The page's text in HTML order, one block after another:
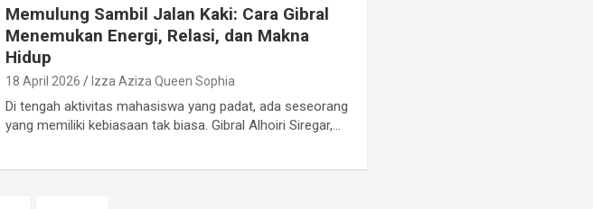
Memulung Sambil Jalan Kaki: Cara Gibral
Menemukan Energi, Relasi, dan Makna
Hidup
18 April 2026 Izza Aziza Queen Sophia
Di tengah aktivitas mahasiswa yang padat, ada seseorang
yang memiliki kebiasaan tak biasa. Gibral Alhoiri Siregar,…